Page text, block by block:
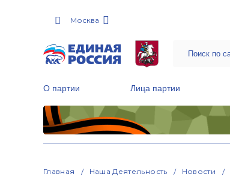
Москва
О партии Лица партии
Главная Наша Деятельность Новости